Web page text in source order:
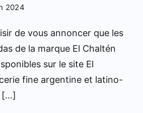
2024
de vous annoncer que les
de la marque El Chaltén
sur le site El
fine argentine et latino-
[…]